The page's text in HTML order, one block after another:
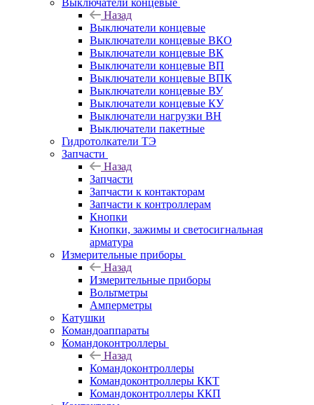
Назад
Выключатели концевые
Выключатели концевые ВКО
Выключатели концевые ВК
Выключатели концевые ВП
Выключатели концевые ВПК
Выключатели концевые ВУ
Выключатели концевые КУ
Выключатели нагрузки ВН
Выключатели пакетные
Гидротолкатели ТЭ
Запчасти
Назад
Запчасти
Запчасти к контакторам
Запчасти к контроллерам
Кнопки
Кнопки, зажимы и светосигнальная
арматура
Измерительные приборы
Назад
Измерительные приборы
Вольтметры
Амперметры
Катушки
Командоаппараты
Командоконтроллеры
Назад
Командоконтроллеры
Командоконтроллеры ККТ
Командоконтроллеры ККП